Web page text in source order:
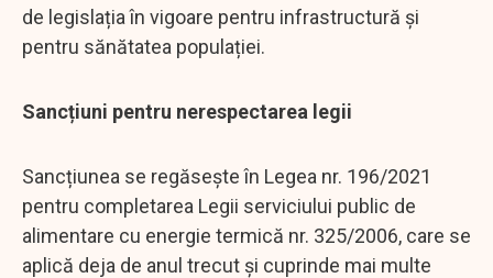
de legislația în vigoare pentru infrastructură și
pentru sănătatea populației.
Sancțiuni pentru nerespectarea legii
Sancțiunea se regăsește în Legea nr. 196/2021
pentru completarea Legii serviciului public de
alimentare cu energie termică nr. 325/2006, care se
aplică deja de anul trecut și cuprinde mai multe